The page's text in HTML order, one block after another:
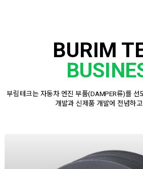
BURIM
부림테크는 자동차 엔진 부품(DAMPER류)를 선
개발과 신제품 개발에 전념하